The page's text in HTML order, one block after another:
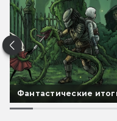
Фантастические